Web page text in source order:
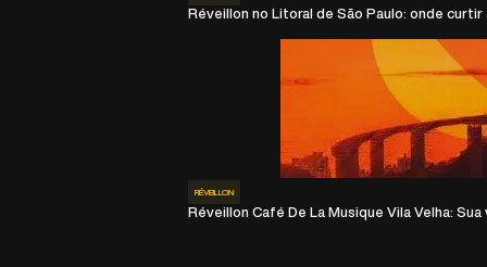
Réveillon no Litoral de São Paulo: onde
RÉVEILLON
Réveillon Café De La Musique Vila Velha: